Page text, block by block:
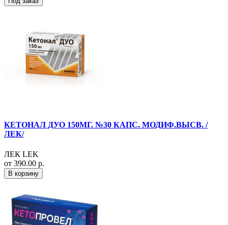
КЕТОНАЛ ДУО 150МГ. №30 КАПС. МОДИФ.ВЫСВ. /
ЛЕК/
ЛЕК LEK
от 390.00 р.
В корзину